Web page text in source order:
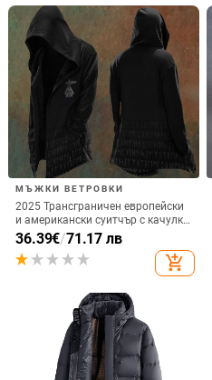
МЪЖКИ ВЕТРОВКИ
2025 Трансграничен европейски
и американски суитчър с качулка,
нов кардиган за мъже, Tough Guy,
с качулка, без цип, печат, Хелоуин
36.39€/71.17 лв
add_shopping_cart